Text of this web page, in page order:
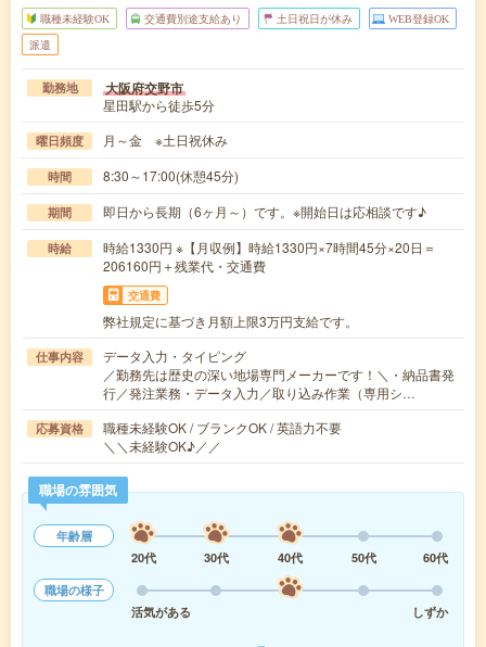
職種未経験OK 交通費別途支給あり 土日祝日が休み WEB登録OK
派遣
勤務地 大阪府交野市
星田駅から徒歩5分
曜日頻度 月～金 ※土日祝休み
時間 8:30～17:00(休憩45分)
期間 即日から長期（6ヶ月～）です。※開始日は応相談です♪
時給
時給1330円 ※【月収例】時給1330円×7時間45分×20日＝
206160円＋残業代・交通費
交通費
弊社規定に基づき月額上限3万円支給です。
仕事内容
データ入力・タイピング
／勤務先は歴史の深い地場専門メーカーです！＼・納品書発
行／発注業務・データ入力／取り込み作業（専用シ…
応募資格
職種未経験OK / ブランクOK / 英語力不要
＼＼未経験OK♪／／
職場の雰囲気
年齢層
20代
30代 40代 50代
60代
職場の様子
活気がある
しずか